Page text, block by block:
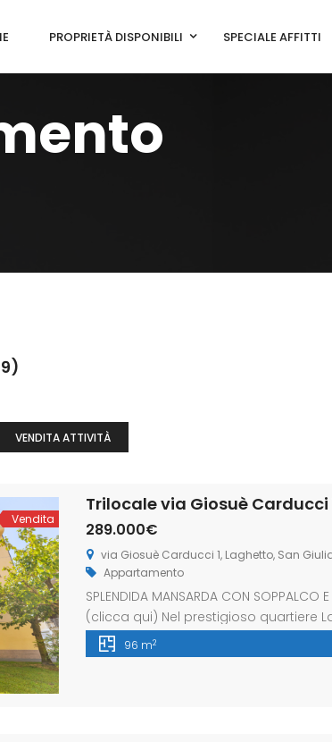
PROPRIETÀ DISPONIBILI SPECIALE AFFITTI
VENDITA ATTIVITÀ
Vendita
Trilocale via Giosuè Carducci
289.000€
via Giosuè Carducci 1, Laghetto, San
Appartamento
SPLENDIDA MANSARDA CON SOPPALCO
(clicca qui) Nel prestigioso quartiere
palazzina, proponiamo un immobile
piano, questo appartamento è
96 m2